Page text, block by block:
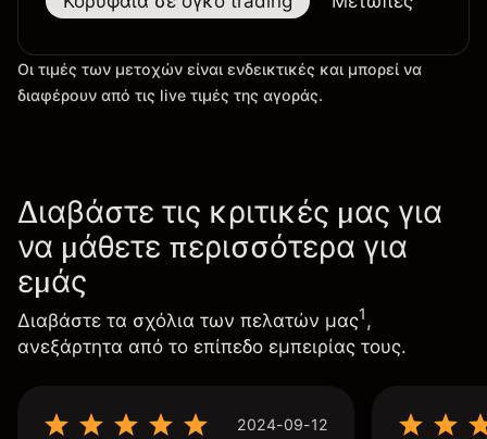
Οι τιμές των μετοχών είναι ενδεικτικές και μπορεί να
διαφέρουν από τις live τιμές της αγοράς.
Διαβάστε τις κριτικές μας για
να μάθετε περισσότερα για
εμάς
Διαβάστε τα σχόλια των πελατών μας1,
ανεξάρτητα από το επίπεδο εμπειρίας τους.
2024-09-12